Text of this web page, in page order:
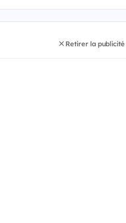
Retirer la publicité